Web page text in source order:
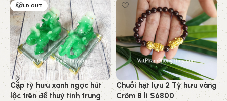
SOLD OUT
Cặp tỳ hưu xanh ngọc hút
lộc trên đế thuỷ tinh trung
Chuỗi hạt lựu 2 Tỳ hưu vàng
Crôm 8 li S6800